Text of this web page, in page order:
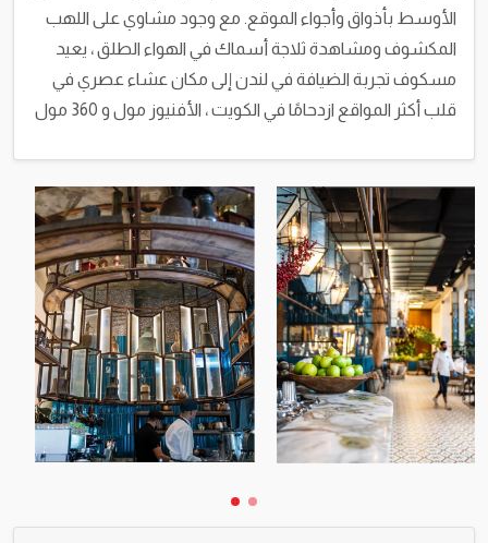
الأوسط بأذواق وأجواء الموقع. مع وجود مشاوي على اللهب
المكشوف ومشاهدة ثلاجة أسماك في الهواء الطلق ، يعيد
مسكوف تجربة الضيافة في لندن إلى مكان عشاء عصري في
قلب أكثر المواقع ازدحامًا في الكويت ، الأفنيوز مول و 360 مول